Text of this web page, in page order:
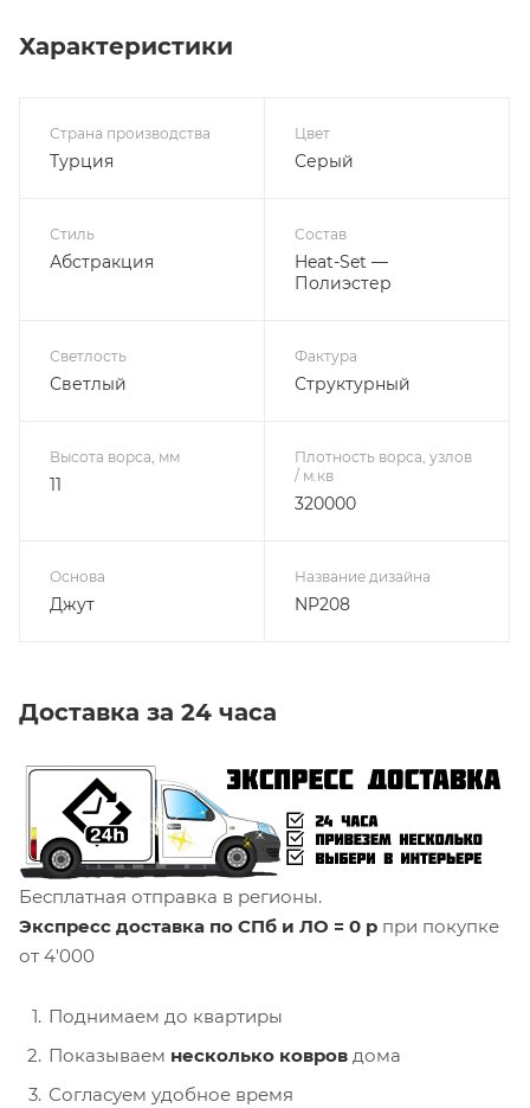
Характеристики
Страна производства
Турция
Цвет
Серый
Стиль
Абстракция
Состав
Heat-Set —
Полиэстер
Светлость
Светлый
Фактура
Структурный
Высота ворса, мм
11
Плотность ворса, узлов
/ м.кв
320000
Основа
Джут
Название дизайна
NP208
Доставка за 24 часа
Бесплатная отправка в регионы.
Экспресс доставка по СПб и ЛО = 0 р при покупке
от 4'000
Поднимаем до квартиры
Показываем несколько ковров дома
Согласуем удобное время